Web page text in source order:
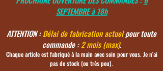
SEPTEMBRE à 18h
ATTENTION :Délai de fabrication actuelpour toute
commande :2 mois (max).
Chaque article est fabriqué à la main avec soin pour vous. Je n'ai
pas de stock (ou très peu).